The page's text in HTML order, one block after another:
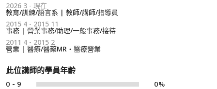
2026 3 - 現在
教育/訓練/語言系 | 教師/講師/指導員
2015 4 - 2015 11
事務 | 營業事務/助理/一般事務/接待
2011 4 - 2015 2
營業 | 醫療/醫藥MR・醫療營業
此位講師的學員年齡
0 - 9
0%